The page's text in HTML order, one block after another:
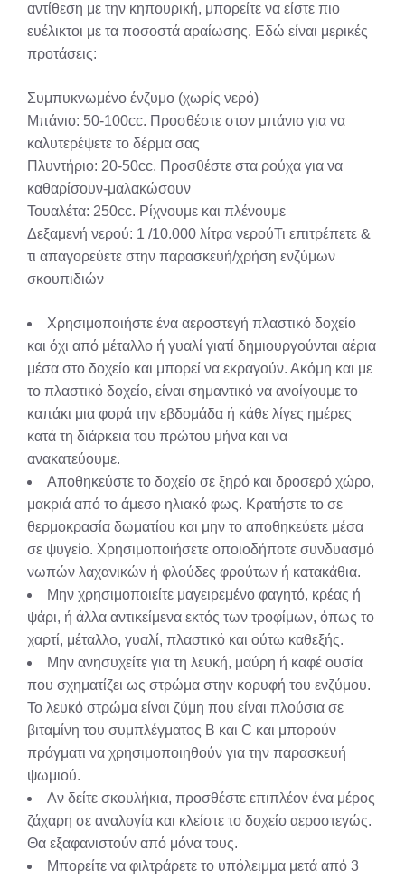
αντίθεση με την κηπουρική, μπορείτε να είστε πιο
ευέλικτοι με τα ποσοστά αραίωσης. Εδώ είναι μερικές
προτάσεις:
Συμπυκνωμένο ένζυμο (χωρίς νερό)
Μπάνιο: 50-100cc. Προσθέστε στον μπάνιο για να
καλυτερέψετε το δέρμα σας
Πλυντήριο: 20-50cc. Προσθέστε στα ρούχα για να
καθαρίσουν-μαλακώσουν
Τουαλέτα: 250cc. Ρίχνουμε και πλένουμε
Δεξαμενή νερού: 1 /10.000 λίτρα νερούΤι επιτρέπετε &
τι απαγορεύετε στην παρασκευή/χρήση ενζύμων
σκουπιδιών
Χρησιμοποιήστε ένα αεροστεγή πλαστικό δοχείο
και όχι από μέταλλο ή γυαλί γιατί δημιουργούνται αέρια
μέσα στο δοχείο και μπορεί να εκραγούν. Ακόμη και με
το πλαστικό δοχείο, είναι σημαντικό να ανοίγουμε το
καπάκι μια φορά την εβδομάδα ή κάθε λίγες ημέρες
κατά τη διάρκεια του πρώτου μήνα και να
ανακατεύουμε.
Αποθηκεύστε το δοχείο σε ξηρό και δροσερό χώρο,
μακριά από το άμεσο ηλιακό φως. Κρατήστε το σε
θερμοκρασία δωματίου και μην το αποθηκεύετε μέσα
σε ψυγείο. Χρησιμοποιήσετε οποιοδήποτε συνδυασμό
νωπών λαχανικών ή φλούδες φρούτων ή κατακάθια.
Μην χρησιμοποιείτε μαγειρεμένο φαγητό, κρέας ή
ψάρι, ή άλλα αντικείμενα εκτός των τροφίμων, όπως το
χαρτί, μέταλλο, γυαλί, πλαστικό και ούτω καθεξής.
Μην ανησυχείτε για τη λευκή, μαύρη ή καφέ ουσία
που σχηματίζει ως στρώμα στην κορυφή του ενζύμου.
Το λευκό στρώμα είναι ζύμη που είναι πλούσια σε
βιταμίνη του συμπλέγματος Β και C και μπορούν
πράγματι να χρησιμοποιηθούν για την παρασκευή
ψωμιού.
Αν δείτε σκουλήκια, προσθέστε επιπλέον ένα μέρος
ζάχαρη σε αναλογία και κλείστε το δοχείο αεροστεγώς.
Θα εξαφανιστούν από μόνα τους.
Μπορείτε να φιλτράρετε το υπόλειμμα μετά από 3